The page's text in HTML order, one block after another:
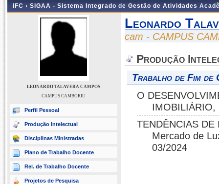
IFC › SIGAA - Sistema Integrado de Gestão de Atividades
LEONARDO TALAVERA CAMPOS
CAMPUS CAMBORIU
Perfil Pessoal
Produção Intelectual
Disciplinas Ministradas
Plano de Trabalho Docente
Rel. de Trabalho Docente
Projetos de Pesquisa
Leonardo
cam - CAMPUS
Produção
Trabalho de Fim de
O
IMOBILIÁRIO,
TENDÊNCIAS
Mercado de
03/2024